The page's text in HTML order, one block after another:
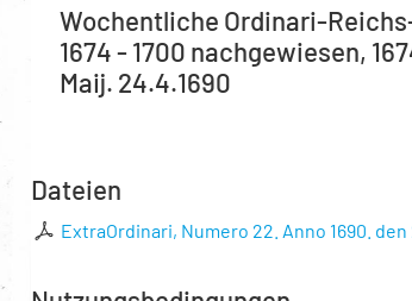
Wochentliche Ordinari-
1674 - 1700 nachgewiesen,
Maij. 24.4.1690
Dateien
ExtraOrdinari, Numero 22. Anno 1690. den